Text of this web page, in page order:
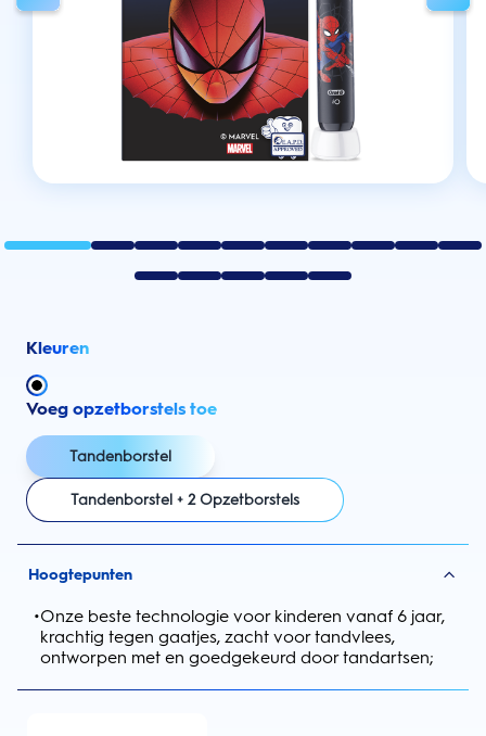
Kleuren
Voeg opzetborstels toe
Tandenborstel
Tandenborstel + 2 Opzetborstels
Hoogtepunten
•Onze beste technologie voor kinderen vanaf 6 jaar,
krachtig tegen gaatjes, zacht voor tandvlees,
ontworpen met en goedgekeurd door tandartsen;